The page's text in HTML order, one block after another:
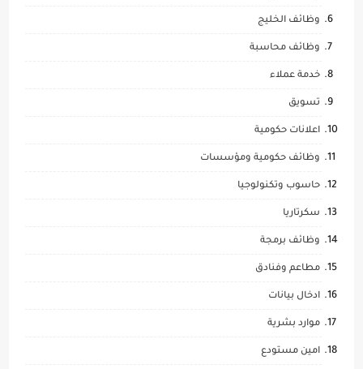
وظائف الخليج
وظائف محاسبة
خدمة عملاء
تسويق
اعلانات حكومية
وظائف حكومية ومؤسسات
حاسوب وتكنولوجيا
سكرتاريا
وظائف برمجة
مطاعم وفنادق
ادخال بيانات
موارد بشرية
امين مستودع